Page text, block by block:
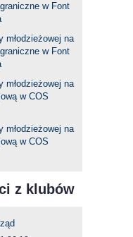
w Font
młodzieżowej na
w Font
młodzieżowej na
w COS
młodzieżowej na
w COS
z klubów